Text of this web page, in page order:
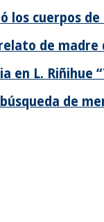
los cuerpos
de madre
en L. Riñihue
de